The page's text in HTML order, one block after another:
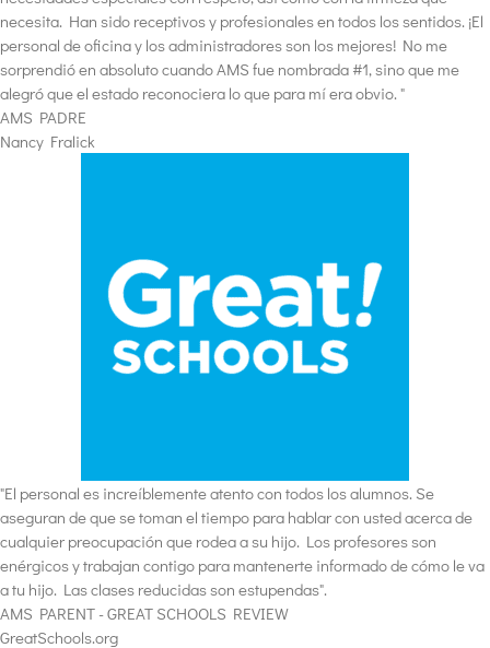
necesita. Han sido receptivos y profesionales en todos los sentidos. ¡El
personal de oficina y los administradores son los mejores! No me
sorprendió en absoluto cuando AMS fue nombrada #1, sino que me
alegró que el estado reconociera lo que para mí era obvio. "
AMS PADRE
Nancy Fralick
"El personal es increíblemente atento con todos los alumnos. Se
aseguran de que se toman el tiempo para hablar con usted acerca de
cualquier preocupación que rodea a su hijo. Los profesores son
enérgicos y trabajan contigo para mantenerte informado de cómo le va
a tu hijo. Las clases reducidas son estupendas".
AMS PARENT - GREAT SCHOOLS REVIEW
GreatSchools.org